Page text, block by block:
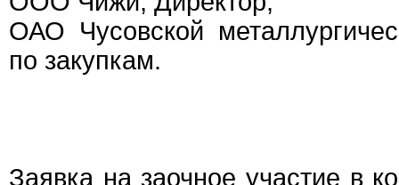
ОАО Чусовской
по закупкам.
Заявка на заочное участие в